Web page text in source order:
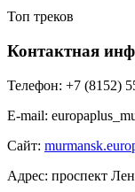
Топ треков
Контактная
Телефон: +7 (8152)
E-mail:
Сайт:
Адрес: проспект